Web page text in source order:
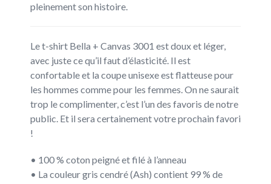
pleinement son histoire.
Le t-shirt Bella + Canvas 3001 est doux et léger,
avec juste ce qu’il faut d’élasticité. Il est
confortable et la coupe unisexe est flatteuse pour
les hommes comme pour les femmes. On ne saurait
trop le complimenter, c’est l’un des favoris de notre
public. Et il sera certainement votre prochain favori
!
• 100 % coton peigné et filé à l’anneau
• La couleur gris cendré (Ash) contient 99 % de